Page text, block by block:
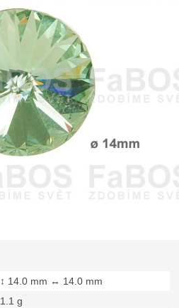
↕ 14.0 mm ↔ 14.0 mm
1.1 g